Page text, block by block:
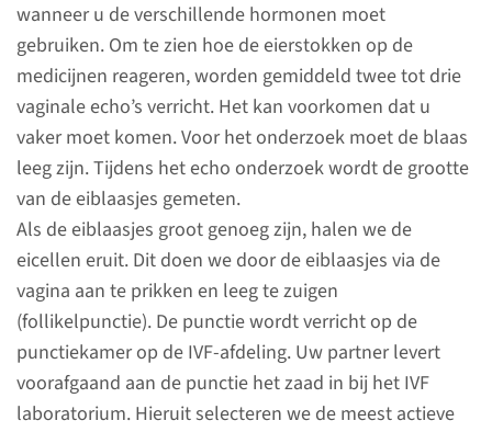
wanneer u de verschillende hormonen moet
gebruiken. Om te zien hoe de eierstokken op de
medicijnen reageren, worden gemiddeld twee tot drie
vaginale echo’s verricht. Het kan voorkomen dat u
vaker moet komen. Voor het onderzoek moet de blaas
leeg zijn. Tijdens het echo onderzoek wordt de grootte
van de eiblaasjes gemeten.
Als de eiblaasjes groot genoeg zijn, halen we de
eicellen eruit. Dit doen we door de eiblaasjes via de
vagina aan te prikken en leeg te zuigen
(follikelpunctie). De punctie wordt verricht op de
punctiekamer op de IVF-afdeling. Uw partner levert
voorafgaand aan de punctie het zaad in bij het IVF
laboratorium. Hieruit selecteren we de meest actieve
lees meer
Wat moet u weten?
Er zijn een aantal zaken die u
van te voren moet weten over
de behandeling.
lees meer